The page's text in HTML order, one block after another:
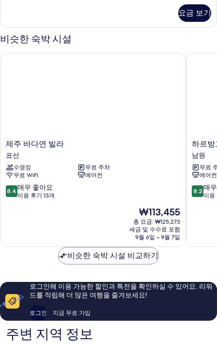
기
자
세
히
기
요금 보기
비슷한 숙박 시설
제
주
바
다
연
빌
라
제주 바다연 빌라
표선
수영장
무료 주차
무료 WiFi
에어컨
10
점
매
요,
용
후
개
8.4 매우 좋아요
이용 후기 13개
현
재
요
금
₩113,455
₩113,455
총 요금: ₩125,273
세금 및 수수료 포함
9월 6일 ~ 9월 7일
제주 바다연 빌라
하
르
방
고
을
한
옥
하르방
남원
무료
에어컨
10
점
매
요,
이
8.2 매
이용
하르방
비슷한 숙박 시설 비교하기
로그인해 이용 가능한 할인과 특전을 확인하실 수 있어요. 리워
드를 적립해 더 많은 여행을 즐겨보세요!
로그인 지금 무료 가입
주변 지역 정보